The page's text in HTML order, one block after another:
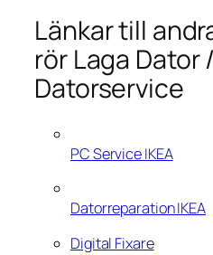
Länkar till
rör Laga Dator /
Datorservice
PC Service IKEA
Datorreparation IKEA
Digital Fixare